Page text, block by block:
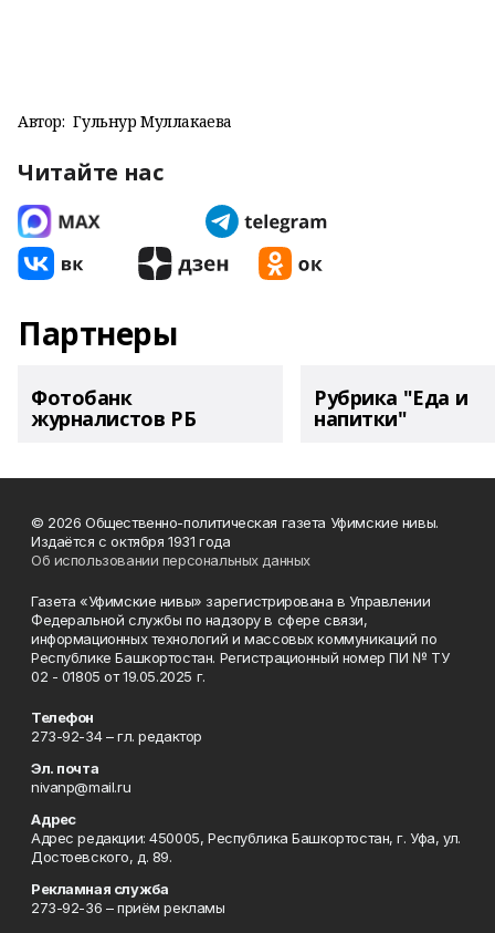
Автор: Гульнур Муллакаева
Читайте нас
Партнеры
Фотобанк
журналистов РБ
Рубрика "Еда и
напитки"
© 2026 Общественно-политическая газета Уфимские нивы.
Издаётся с октября 1931 года
Об использовании персональных данных
Газета «Уфимские нивы» зарегистрирована в Управлении
Федеральной службы по надзору в сфере связи,
информационных технологий и массовых коммуникаций по
Республике Башкортостан. Регистрационный номер ПИ № ТУ
02 - 01805 от 19.05.2025 г.
Телефон
273-92-34 – гл. редактор
Эл. почта
nivanp@mail.ru
Адрес
Адрес редакции: 450005, Республика Башкортостан, г. Уфа, ул.
Достоевского, д. 89.
Рекламная служба
273-92-36 – приём рекламы